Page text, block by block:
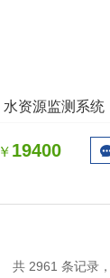
水资源监测系统
￥ 19400
共 2961 条记录